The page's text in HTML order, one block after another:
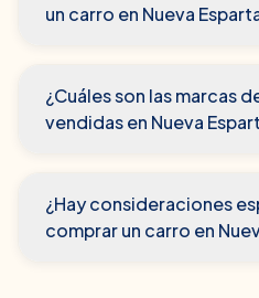
un carro en Nueva
¿Cuáles son las marcas
vendidas en Nueva
¿Hay consideraciones
comprar un carro en